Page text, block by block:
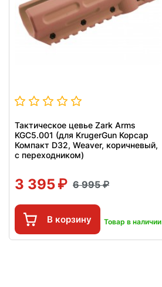
Тактическое цевье Zark Arms
KGC5.001 (для KrugerGun Корсар
Компакт D32, Weaver, коричневый,
с переходником)
3 395 6 995
В корзину Товар в наличии